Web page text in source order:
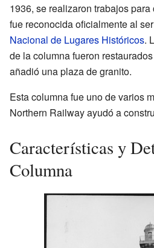
1936, se realizaron trabajos
fue reconocida oficialmente al
Nacional de Lugares Históricos.
de la columna fueron
añadió una plaza de granito.
Esta columna fue uno de varios
Northern Railway ayudó a
Características y
Columna